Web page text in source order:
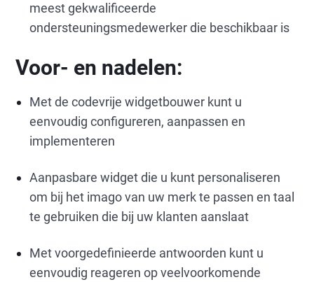
meest gekwalificeerde
ondersteuningsmedewerker die beschikbaar is
Voor- en nadelen:
Met de codevrije widgetbouwer kunt u
eenvoudig configureren, aanpassen en
implementeren
Aanpasbare widget die u kunt personaliseren
om bij het imago van uw merk te passen en taal
te gebruiken die bij uw klanten aanslaat
Met voorgedefinieerde antwoorden kunt u
eenvoudig reageren op veelvoorkomende